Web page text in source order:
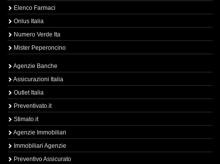
Elenco Farmaci
Onlus Italia
Numero Verde Ita
Mister Peperoncino
Agenzie Banche
Assicurazioni Italia
Outlet Italia
Preventivato.it
Stimato.it
Agenzie Immobiliari
Immobiliari Agenzie
Preventivo Assicurato